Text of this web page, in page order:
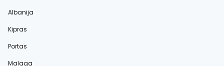
Albanija
Kipras
Portas
Malaga